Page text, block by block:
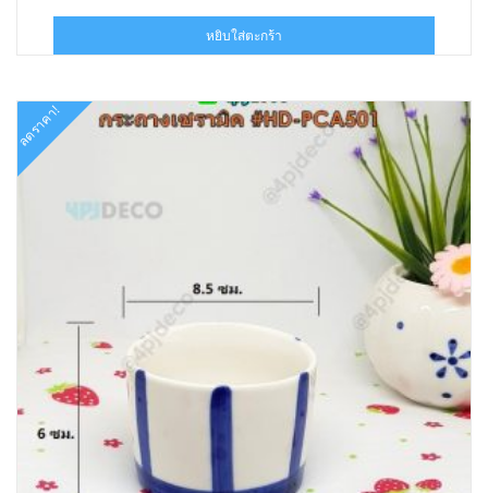
was:
฿150.00.฿80.00.
หยิบใส่ตะกร้า
ลดราคา!